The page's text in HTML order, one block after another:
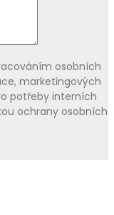
osobních
marketingových
potřeby interních
ochrany osobních